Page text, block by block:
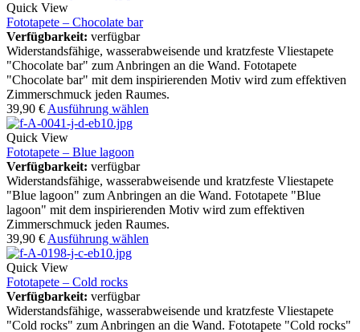
Quick View
Fototapete – Chocolate bar
Verfügbarkeit: verfügbar
Widerstandsfähige, wasserabweisende und kratzfeste Vliestapete
"Chocolate bar" zum Anbringen an die Wand. Fototapete
"Chocolate bar" mit dem inspirierenden Motiv wird zum effektiven
Zimmerschmuck jeden Raumes.
39,90 € Ausführung wählen
Quick View
Fototapete – Blue lagoon
Verfügbarkeit: verfügbar
Widerstandsfähige, wasserabweisende und kratzfeste Vliestapete
"Blue lagoon" zum Anbringen an die Wand. Fototapete "Blue
lagoon" mit dem inspirierenden Motiv wird zum effektiven
Zimmerschmuck jeden Raumes.
39,90 € Ausführung wählen
Quick View
Fototapete – Cold rocks
Verfügbarkeit: verfügbar
Widerstandsfähige, wasserabweisende und kratzfeste Vliestapete
"Cold rocks" zum Anbringen an die Wand. Fototapete "Cold rocks"